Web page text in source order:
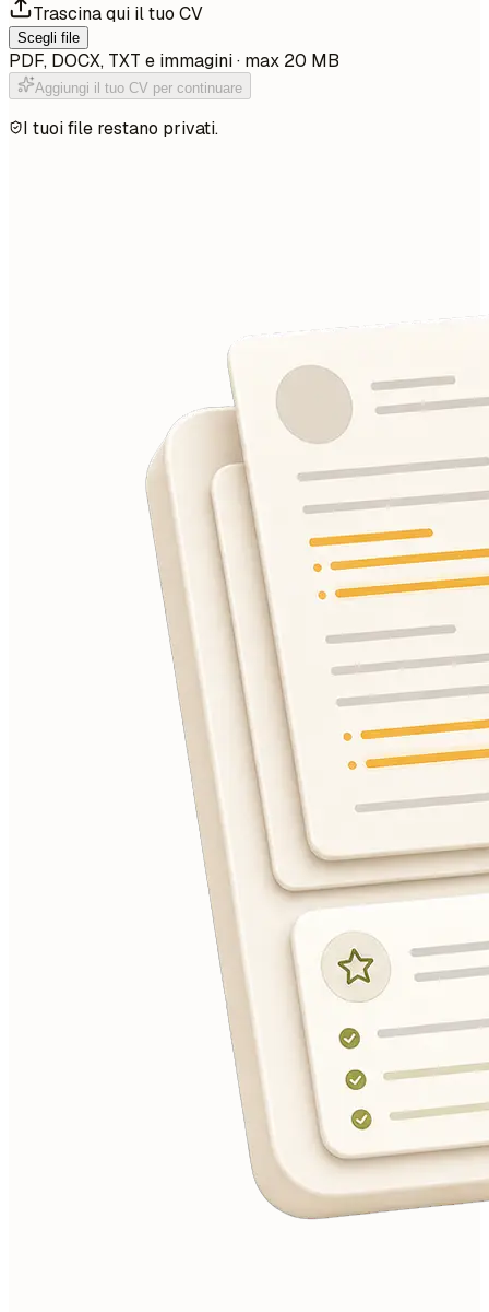
Trascina qui il tuo CV
Scegli file
PDF, DOCX, TXT e immagini · max 20 MB
Aggiungi il tuo CV per continuare
I tuoi file restano privati.